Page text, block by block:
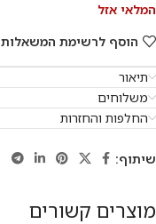
המלאי אזל
הוסף לרשימת המשאלות
תיאור
משלוחים
החלפות והחזרות
שיתוף:
מוצרים קשורים